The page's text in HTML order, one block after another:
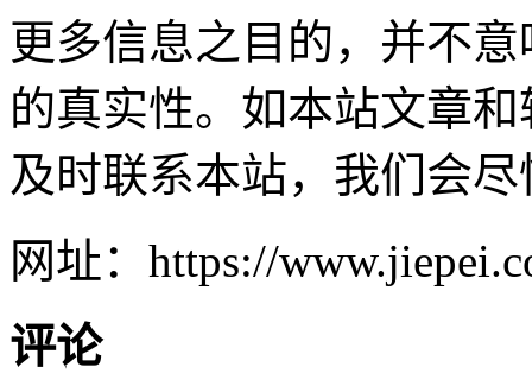
更多信息之目的，并不
的真实性。如本站文章
及时联系本站，我们会
网址：https://
评论